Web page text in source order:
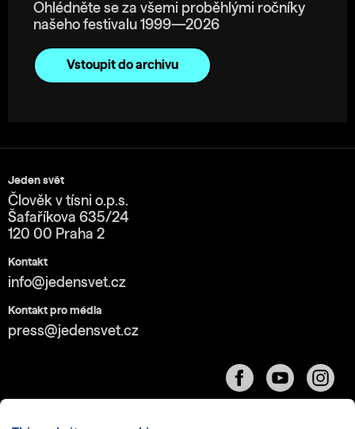
Ohlédněte se za všemi proběhlými ročníky
našeho festivalu 1999—2026
Vstoupit do archivu
Jeden svět
Člověk v tísni o.p.s.
Šafaříkova 635/24
120 00 Praha 2
Kontakt
info@jedensvet.cz
Kontakt pro média
press@jedensvet.cz